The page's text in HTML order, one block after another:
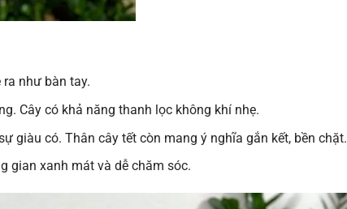
như bàn tay.
Cây có khả năng thanh lọc không khí nhẹ.
giàu có. Thân cây tết còn mang ý nghĩa gắn kết, bền chặt.
gian xanh mát và dễ chăm sóc.